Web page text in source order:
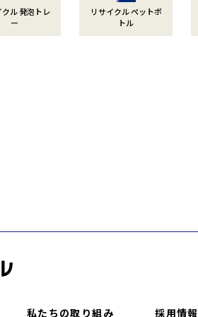
ル 発泡トレ
ー
リサイクル ペットボ
トル
私たちの取り組み 採用情報